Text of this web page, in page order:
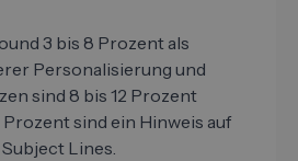
3 bis 8 Prozent als
Personalisierung und
sind 8 bis 12 Prozent
sind ein Hinweis auf
Lines.